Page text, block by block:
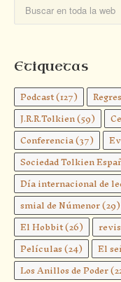
Etiquetas
Podcast(127)
J.R.R.Tolkien(59)
Conferencia(37)
Sociedad Tolkien
Día internacional de
smial de Númenor(29)
El Hobbit(26)
Películas(24) El
Los Anillos de Poder